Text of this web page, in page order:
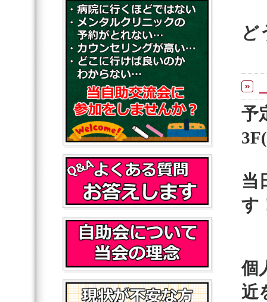
ど
予
当
す
個
近